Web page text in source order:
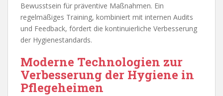
Bewusstsein für präventive Maßnahmen. Ein
regelmäßiges Training, kombiniert mit internen Audits
und Feedback, fördert die kontinuierliche Verbesserung
der Hygienestandards.
Moderne Technologien zur
Verbesserung der Hygiene in
Pflegeheimen